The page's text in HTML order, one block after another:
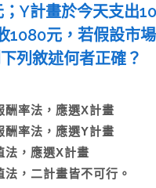
Y計畫於今天支出
1080元，若假設市
列敘述何者正確？
酬率法，應選X計畫
酬率法，應選Y計畫
法，應選X計畫
，二計畫皆不可行。